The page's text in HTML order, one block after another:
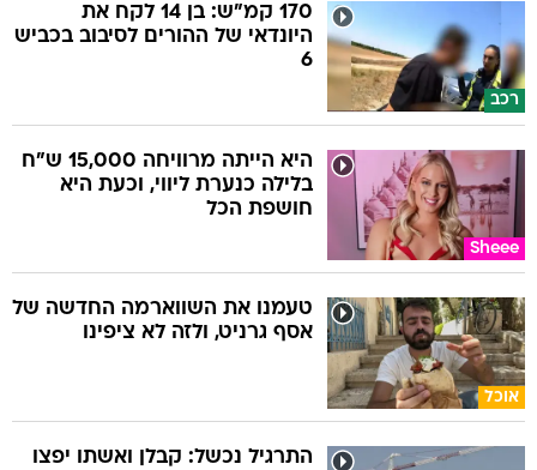
רכב
170 קמ"ש: בן 14 לקח את
היונדאי של ההורים לסיבוב בכביש
6
Sheee
היא הייתה מרוויחה 15,000 ש"ח
בלילה כנערת ליווי, וכעת היא
חושפת הכל
אוכל
טעמנו את השווארמה החדשה של
אסף גרניט, ולזה לא ציפינו
התרגיל נכשל: קבלן ואשתו יפצו